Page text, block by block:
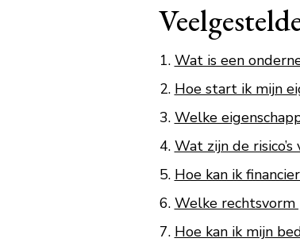
Wat is een
Hoe start ik mijn
Welke
Wat zijn de
Hoe kan ik
Welke rechtsvorm
Hoe kan ik mijn